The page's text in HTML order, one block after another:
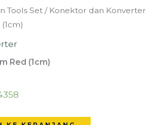
Tools Set / Konektor dan Konverter
Red (1cm)